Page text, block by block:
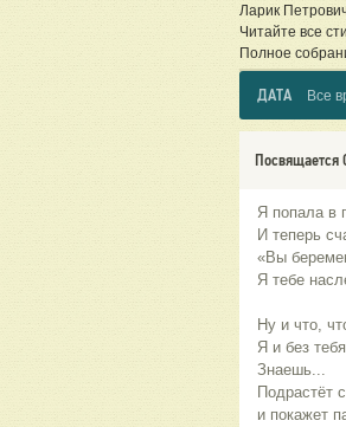
Ларик
Читайте все
Полное
ДАТА Все
Посвящается
Я попала в
И теперь
«Вы
Я тебе
Ну и что,
Я и без
Знаешь...
Подрастёт
и покажет